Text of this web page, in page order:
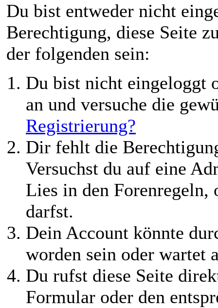
Du bist entweder nicht
Berechtigung, diese Seite
der folgenden sein:
Du bist nicht eingeloggt
an und versuche die
Registrierung?
Dir fehlt die
Versuchst du auf eine
Lies in den Forenregeln,
darfst.
Dein Account könnte
worden sein oder wartet
Du rufst diese Seite
Formular oder den